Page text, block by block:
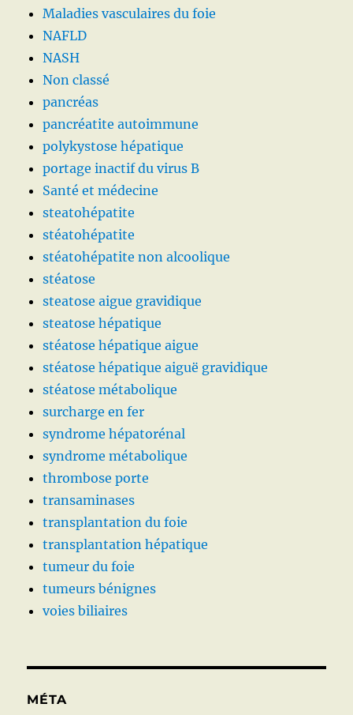
Maladies vasculaires du foie
NAFLD
NASH
Non classé
pancréas
pancréatite autoimmune
polykystose hépatique
portage inactif du virus B
Santé et médecine
steatohépatite
stéatohépatite
stéatohépatite non alcoolique
stéatose
steatose aigue gravidique
steatose hépatique
stéatose hépatique aigue
stéatose hépatique aiguë gravidique
stéatose métabolique
surcharge en fer
syndrome hépatorénal
syndrome métabolique
thrombose porte
transaminases
transplantation du foie
transplantation hépatique
tumeur du foie
tumeurs bénignes
voies biliaires
MÉTA